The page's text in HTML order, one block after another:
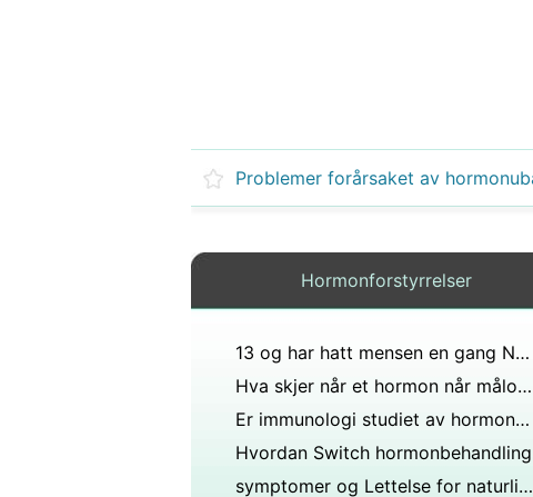
Hormonforstyrrelser
13 og har hatt mensen en gang Nå tegn til start, men det er klart Er dette normalt?
Hva skjer når et hormon når målorganet eller cellen?
Er immunologi studiet av hormoner og endokrine organer?
Hvordan Switch hormonbehandling
symptomer og Lettelse for naturlig lav Østrogen